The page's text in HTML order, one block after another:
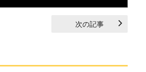
次の記事